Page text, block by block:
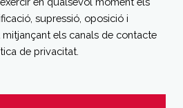
supressió, oposició i
els canals de contacte
de privacitat.